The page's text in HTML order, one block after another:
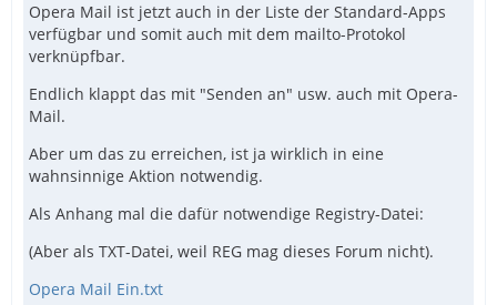
Opera Mail ist jetzt auch in der Liste der Standard-Apps
verfügbar und somit auch mit dem mailto-Protokol
verknüpfbar.
Endlich klappt das mit "Senden an" usw. auch mit Opera-
Mail.
Aber um das zu erreichen, ist ja wirklich in eine
wahnsinnige Aktion notwendig.
Als Anhang mal die dafür notwendige Registry-Datei:
(Aber als TXT-Datei, weil REG mag dieses Forum nicht).
Opera Mail Ein.txt